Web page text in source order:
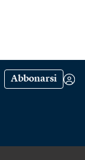
Abbonarsi